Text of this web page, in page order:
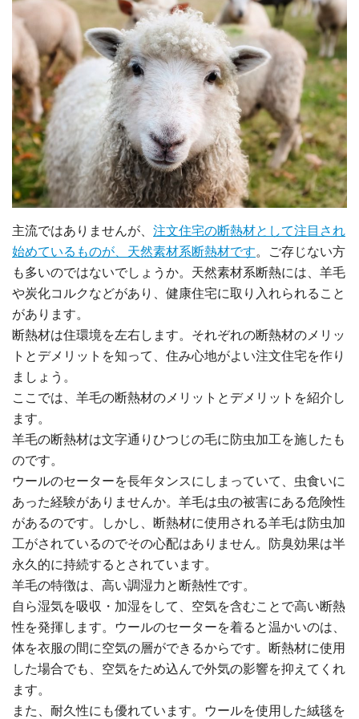
主流ではありませんが、 注文住宅の断熱材として注目され
始めているものが、天然素材系断熱材です。ご存じない方
も多いのではないでしょうか。天然素材系断熱には、羊毛
や炭化コルクなどがあり、健康住宅に取り入れられること
があります。
断熱材は住環境を左右します。それぞれの断熱材のメリッ
トとデメリットを知って、住み心地がよい注文住宅を作り
ましょう。
ここでは、羊毛の断熱材のメリットとデメリットを紹介し
ます。
羊毛の断熱材は文字通りひつじの毛に防虫加工を施したも
のです。
ウールのセーターを長年タンスにしまっていて、虫食いに
あった経験がありませんか。羊毛は虫の被害にある危険性
があるのです。しかし、断熱材に使用される羊毛は防虫加
工がされているのでその心配はありません。防臭効果は半
永久的に持続するとされています。
羊毛の特徴は、高い調湿力と断熱性です。
自ら湿気を吸収・加湿をして、空気を含むことで高い断熱
性を発揮します。ウールのセーターを着ると温かいのは、
体を衣服の間に空気の層ができるからです。断熱材に使用
した場合でも、空気をため込んで外気の影響を抑えてくれ
ます。
また、耐久性にも優れています。ウールを使用した絨毯を